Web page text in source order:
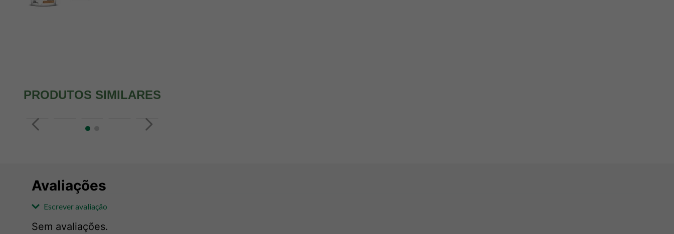
PRODUTOS SIMILARES
Avaliações
Escrever avaliação
Sem avaliações.